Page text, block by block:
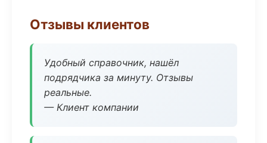
Отзывы клиентов
Удобный справочник, нашёл
подрядчика за минуту. Отзывы
реальные.
— Клиент компании